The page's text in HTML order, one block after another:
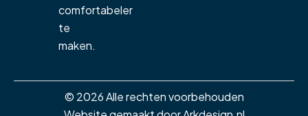
comfortabeler
te
maken.
© 2026 Alle rechten voorbehouden